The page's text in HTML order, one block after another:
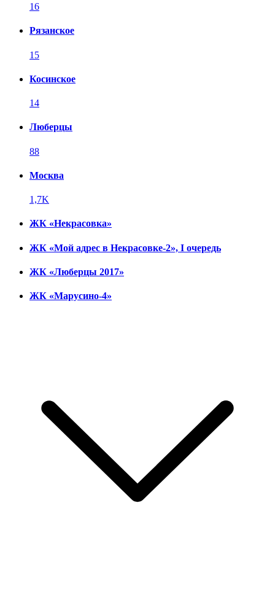
16
Рязанское
15
Косинское
14
Люберцы
88
Москва
1,7K
ЖК «Некрасовка»
ЖК «Мой адрес в Некрасовке-2», I очередь
ЖК «Люберцы 2017»
ЖК «Марусино-4»